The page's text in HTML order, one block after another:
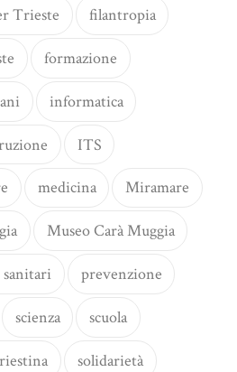
Trieste filantropia
formazione
informatica
ITS
medicina Miramare
Museo Carà Muggia
prevenzione
scienza scuola
solidarietà